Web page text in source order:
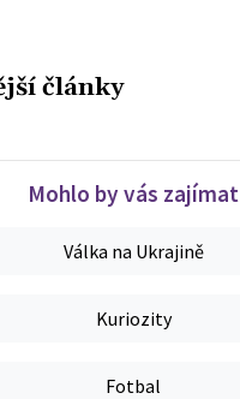
články
Mohlo by vás zajímat
Válka na Ukrajině
Kuriozity
Fotbal